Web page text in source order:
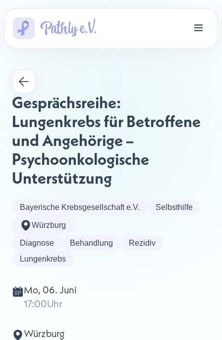
Gesprächsreihe:
Lungenkrebs für Betroffene
und Angehörige –
Psychoonkologische
Unterstützung
Bayerische Krebsgesellschaft e.V. Selbsthilfe
Würzburg
Diagnose Behandlung
Rezidiv
Lungenkrebs
Mo, 06. Juni
17:00Uhr
Würzburg